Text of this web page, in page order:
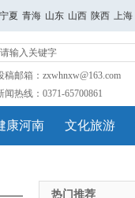
宁夏 青海 山东 山西 陕西 上海
稿邮箱：zxwhnxw@163.com
闻热线：0371-65700861
康河南 文化旅游
热门推荐